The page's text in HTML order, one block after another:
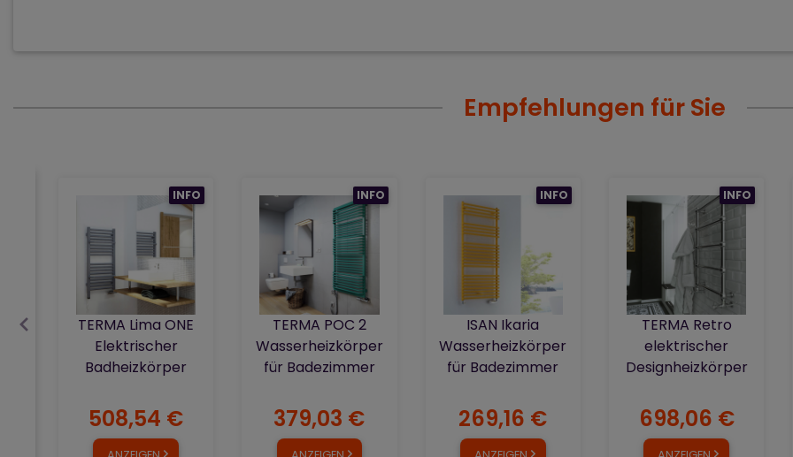
Empfehlungen für Sie
INFO
TERMA Lima ONE
Elektrischer
Badheizkörper
508,54 €
INFO
TERMA POC 2
Wasserheizkörper
für Badezimmer
379,03 €
INFO
ISAN Ikaria
Wasserheizkörper
für Badezimmer
269,16 €
INFO
TERMA Retro
elektrischer
Designheizkörper
698,06 €